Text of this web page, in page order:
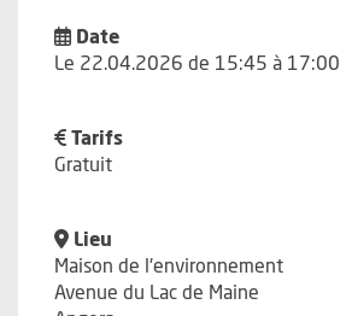
Date
Le 22.04.2026 de 15:45 à 17:00
Tarifs
Gratuit
Lieu
Maison de l'environnement
Avenue du Lac de Maine